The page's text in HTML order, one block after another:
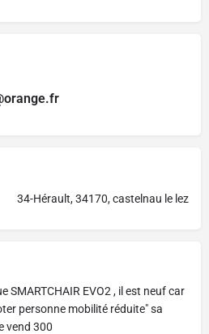
34-Hérault, 34170, castelnau le lez
SMARTCHAIR EVO2 , il est neuf car
personne mobilité réduite" sa
vend 300